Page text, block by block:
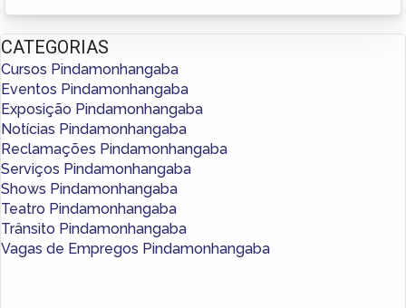
CATEGORIAS
Cursos Pindamonhangaba
Eventos Pindamonhangaba
Exposição Pindamonhangaba
Notícias Pindamonhangaba
Reclamações Pindamonhangaba
Serviços Pindamonhangaba
Shows Pindamonhangaba
Teatro Pindamonhangaba
Trânsito Pindamonhangaba
Vagas de Empregos Pindamonhangaba